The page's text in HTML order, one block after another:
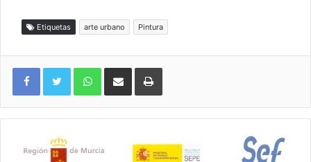
Etiquetas arte urbano Pintura
WhatsAppCompartir por correo electrónicoImprimir